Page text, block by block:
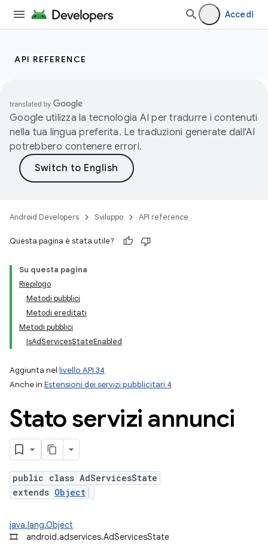
Accedi
API REFERENCE
Google utilizza la tecnologia AI per tradurre i contenuti
nella tua lingua preferita. Le traduzioni generate dall'AI
potrebbero contenere errori.
Android Developers Sviluppo API reference
Questa pagina è stata utile?
Su questa pagina
Riepilogo
Metodi pubblici
Metodi ereditati
Metodi pubblici
IsAdServicesStateEnabled
Aggiunta nel livello API 34
Anche in Estensioni dei servizi pubblicitari 4
Stato servizi annunci
public class AdServicesState
extends Object
java.lang.Object
🎞
android.adservices.AdServicesState